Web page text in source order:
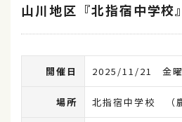
山川地区『北指宿中学校
開催日 2025/11/21 金
場所 北指宿中学校 （